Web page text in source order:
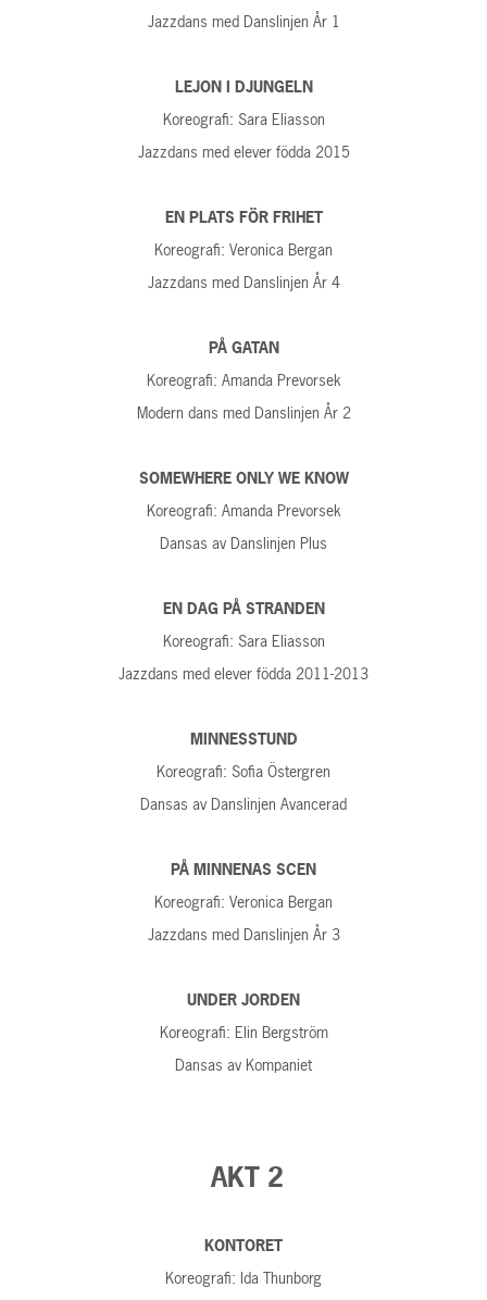
Jazzdans med Danslinjen År 1
LEJON I DJUNGELN
Koreografi: Sara Eliasson
Jazzdans med elever födda 2015
EN PLATS FÖR FRIHET
Koreografi: Veronica Bergan
Jazzdans med Danslinjen År 4
PÅ GATAN
Koreografi: Amanda Prevorsek
Modern dans med Danslinjen År 2
SOMEWHERE ONLY WE KNOW
Koreografi: Amanda Prevorsek
Dansas av Danslinjen Plus
EN DAG PÅ STRANDEN
Koreografi: Sara Eliasson
Jazzdans med elever födda 2011-2013
MINNESSTUND
Koreografi: Sofia Östergren
Dansas av Danslinjen Avancerad
PÅ MINNENAS SCEN
Koreografi: Veronica Bergan
Jazzdans med Danslinjen År 3
UNDER JORDEN
Koreografi: Elin Bergström
Dansas av Kompaniet
AKT 2
KONTORET
Koreografi: Ida Thunborg